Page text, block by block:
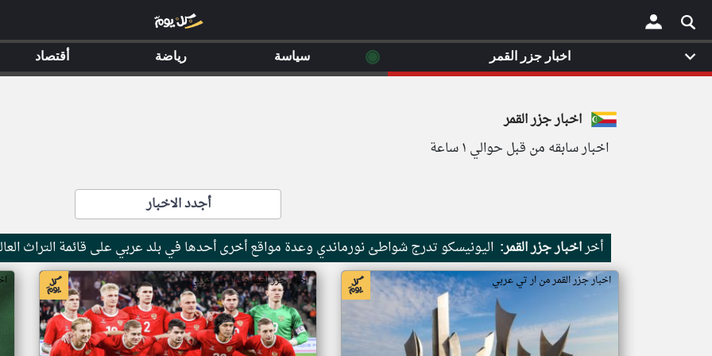
×
اخبار جزر القمر
اخبار سابقه من قبل حوالي ١ ساعة
أجدد الاخبار
أخراخبار جزر القمر: اليونيسكو تدرج شواطئ نورماندي وعدة مواقع أخرى أحدها في بلد عربي على قائمة التراث
اخبار جزر القمر من ار تي عربي اخبار جزر القمر من ار تي عربي
اخبار جزر القمر ◉ سياسة رياضة أقتصاد